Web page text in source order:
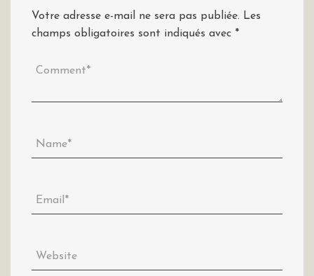
Votre adresse e-mail ne sera pas publiée. Les
champs obligatoires sont indiqués avec *